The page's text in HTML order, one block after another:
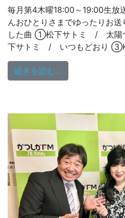
毎月第4木曜18:00～19:00生放
んおひとりさまでゆったりお
した曲 ①松下サトミ / 太陽
下サトミ / いつもどおり
続きを読む…